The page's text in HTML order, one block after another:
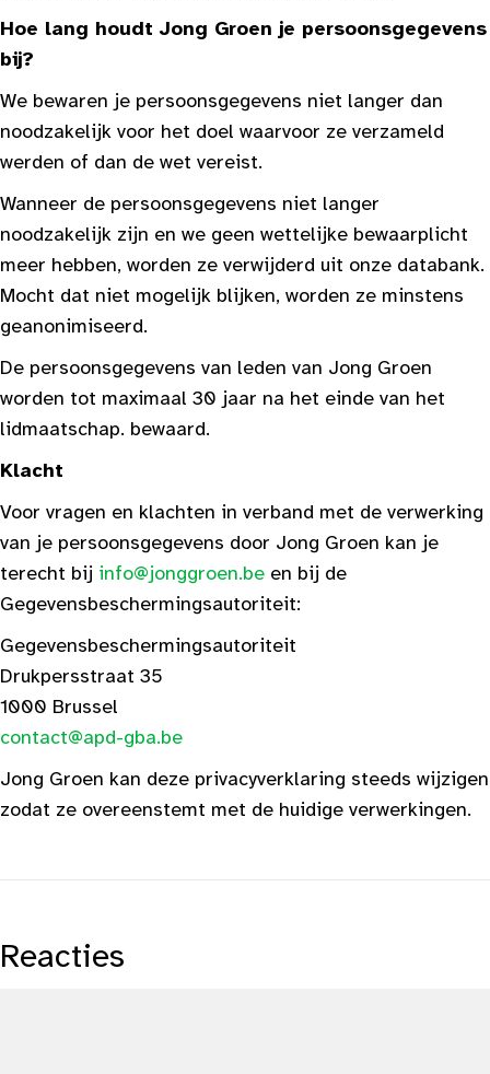
Hoe lang houdt Jong Groen je persoonsgegevens
bij?
We bewaren je persoonsgegevens niet langer dan
noodzakelijk voor het doel waarvoor ze verzameld
werden of dan de wet vereist.
Wanneer de persoonsgegevens niet langer
noodzakelijk zijn en we geen wettelijke bewaarplicht
meer hebben, worden ze verwijderd uit onze databank.
Mocht dat niet mogelijk blijken, worden ze minstens
geanonimiseerd.
De persoonsgegevens van leden van Jong Groen
worden tot maximaal 30 jaar na het einde van het
lidmaatschap. bewaard.
Klacht
Voor vragen en klachten in verband met de verwerking
van je persoonsgegevens door Jong Groen kan je
terecht bij info@jonggroen.be en bij de
Gegevensbeschermingsautoriteit:
Gegevensbeschermingsautoriteit
Drukpersstraat 35
1000 Brussel
contact@apd-gba.be
Jong Groen kan deze privacyverklaring steeds wijzigen
zodat ze overeenstemt met de huidige verwerkingen.
Reacties